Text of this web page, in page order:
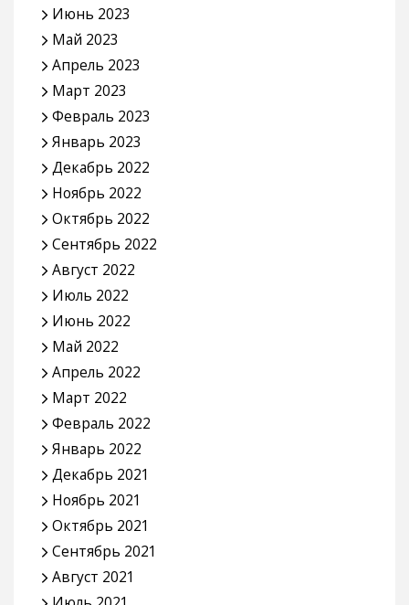
Июнь 2023
Май 2023
Апрель 2023
Март 2023
Февраль 2023
Январь 2023
Декабрь 2022
Ноябрь 2022
Октябрь 2022
Сентябрь 2022
Август 2022
Июль 2022
Июнь 2022
Май 2022
Апрель 2022
Март 2022
Февраль 2022
Январь 2022
Декабрь 2021
Ноябрь 2021
Октябрь 2021
Сентябрь 2021
Август 2021